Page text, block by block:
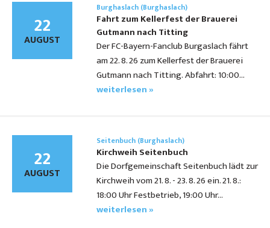
22
AUGUST
Burghaslach (Burghaslach)
Fahrt zum Kellerfest der Brauerei
Gutmann nach Titting
Der FC-Bayern-Fanclub Burgaslach fährt
am 22. 8. 26 zum Kellerfest der Brauerei
Gutmann nach Titting. Abfahrt: 10:00…
weiterlesen »
22
AUGUST
Seitenbuch (Burghaslach)
Kirchweih Seitenbuch
Die Dorfgemeinschaft Seitenbuch lädt zur
Kirchweih vom 21. 8. - 23. 8. 26 ein. 21. 8.:
18:00 Uhr Festbetrieb, 19:00 Uhr…
weiterlesen »